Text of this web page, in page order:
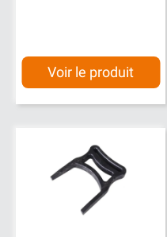
Voir le produit